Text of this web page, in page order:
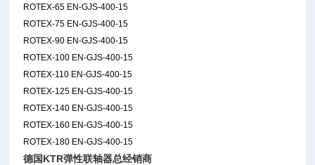
ROTEX-65 EN-GJS-400-15
ROTEX-75 EN-GJS-400-15
ROTEX-90 EN-GJS-400-15
ROTEX-100 EN-GJS-400-15
ROTEX-110 EN-GJS-400-15
ROTEX-125 EN-GJS-400-15
ROTEX-140 EN-GJS-400-15
ROTEX-160 EN-GJS-400-15
ROTEX-180 EN-GJS-400-15
德国KTR弹性联轴器总经销商